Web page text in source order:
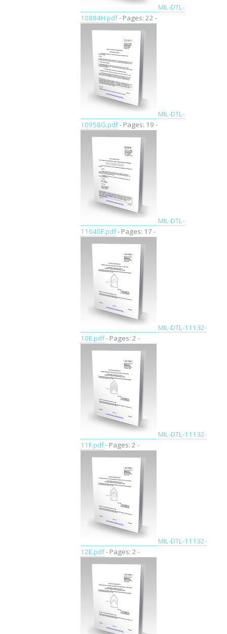
MIL-DTL-
10884H.pdf- Pages: 22 -
MIL-DTL-
10958G.pdf- Pages: 19 -
MIL-DTL-
11040F.pdf- Pages: 17 -
MIL-DTL-11132-
10E.pdf- Pages: 2 -
MIL-DTL-11132-
11F.pdf- Pages: 2 -
MIL-DTL-11132-
12E.pdf- Pages: 2 -